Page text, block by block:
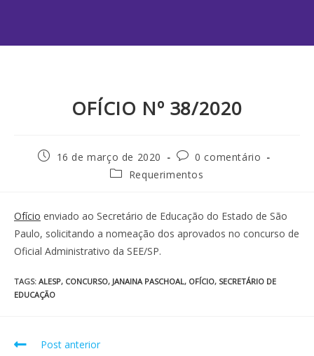
OFÍCIO Nº 38/2020
16 de março de 2020
0 comentário
Requerimentos
Ofício enviado ao Secretário de Educação do Estado de São
Paulo, solicitando a nomeação dos aprovados no concurso de
Oficial Administrativo da SEE/SP.
TAGS: ALESP, CONCURSO, JANAINA PASCHOAL, OFÍCIO, SECRETÁRIO DE
EDUCAÇÃO
Post anterior